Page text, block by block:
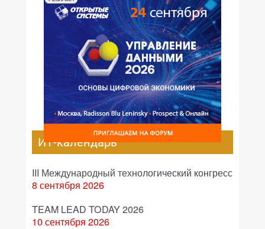
ИТ-календарь
III Международный технологический конгресс
8 сентября 2026
TEAM LEAD TODAY 2026
10 сентября 2026